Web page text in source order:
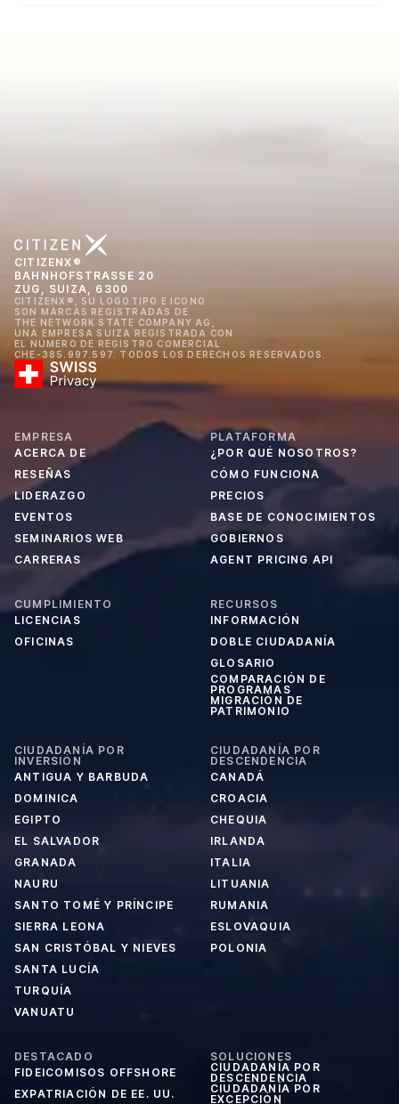
CITIZENX®
BAHNHOFSTRASSE 20
ZUG, SUIZA, 6300
CITIZENX®, SU LOGOTIPO E ICONO
SON MARCAS REGISTRADAS DE
THE NETWORK STATE COMPANY AG,
UNA EMPRESA SUIZA REGISTRADA CON
EL NÚMERO DE REGISTRO COMERCIAL
CHE-385.997.597. TODOS LOS DERECHOS RESERVADOS.
EMPRESA
ACERCA DE
RESEÑAS
LIDERAZGO
EVENTOS
SEMINARIOS WEB
CARRERAS
PLATAFORMA
¿POR QUÉ NOSOTROS?
CÓMO FUNCIONA
PRECIOS
BASE DE CONOCIMIENTOS
GOBIERNOS
AGENT PRICING API
CUMPLIMIENTO
LICENCIAS
OFICINAS
RECURSOS
INFORMACIÓN
DOBLE CIUDADANÍA
GLOSARIO
COMPARACIÓN DE
PROGRAMAS
MIGRACIÓN DE
PATRIMONIO
CIUDADANÍA POR
INVERSIÓN
ANTIGUA Y BARBUDA
DOMINICA
EGIPTO
EL SALVADOR
GRANADA
NAURU
SANTO TOMÉ Y PRÍNCIPE
SIERRA LEONA
SAN CRISTÓBAL Y NIEVES
SANTA LUCÍA
TURQUÍA
VANUATU
CIUDADANÍA POR
DESCENDENCIA
CANADÁ
CROACIA
CHEQUIA
IRLANDA
ITALIA
LITUANIA
RUMANIA
ESLOVAQUIA
POLONIA
DESTACADO
FIDEICOMISOS OFFSHORE
EXPATRIACIÓN DE EE. UU.
SOLUCIONES
CIUDADANÍA POR
DESCENDENCIA
CIUDADANÍA POR
EXCEPCIÓN